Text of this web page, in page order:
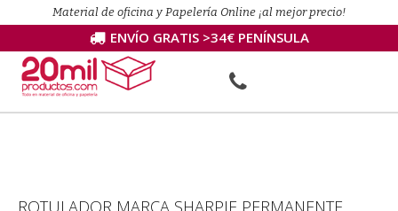
Material de oficina y Papelería Online ¡al mejor precio!
ENVÍO GRATIS >34€ PENÍNSULA
ROTULADOR MARCA SHARPIE PERMANENTE